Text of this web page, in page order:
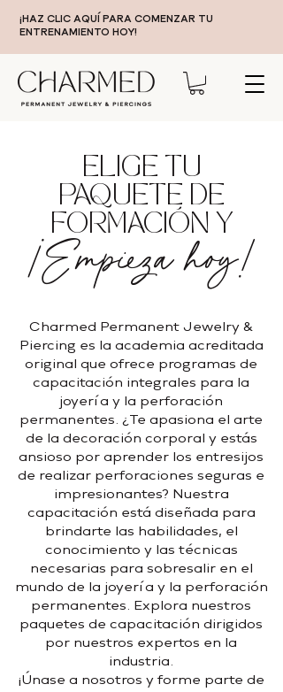
¡HAZ CLIC AQUÍ PARA COMENZAR TU
ENTRENAMIENTO HOY!
ELIGE TU
PAQUETE DE
FORMACIÓN Y
¡Empieza hoy!
Charmed Permanent Jewelry &
Piercing es la academia acreditada
original que ofrece programas de
capacitación integrales para la
joyería y la perforación
permanentes. ¿Te apasiona el arte
de la decoración corporal y estás
ansioso por aprender los entresijos
de realizar perforaciones seguras e
impresionantes? Nuestra
capacitación está diseñada para
brindarte las habilidades, el
conocimiento y las técnicas
necesarias para sobresalir en el
mundo de la joyería y la perforación
permanentes. Explora nuestros
paquetes de capacitación dirigidos
por nuestros expertos en la
industria.
¡Únase a nosotros y forme parte de